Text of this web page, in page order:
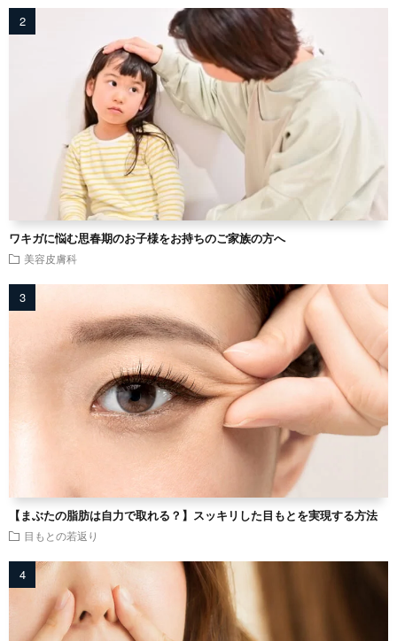
ワキガに悩む思春期のお子様をお持ちのご家族の方へ
美容皮膚科
【まぶたの脂肪は自力で取れる？】スッキリした目もとを実現する方法
目もとの若返り